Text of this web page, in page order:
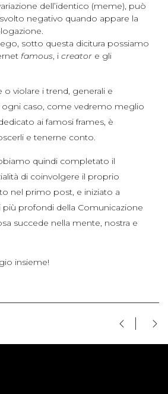
dell’identico (meme), può
negativo quando appare la
sotto questa dicitura possiamo
famous, i creator e gli
o violare i trend, generali e
ogni caso, come vedremo meglio
ai famosi frames, è
e tenerne conto.
quindi completato il
di coinvolgere il proprio
nel primo post, e iniziato a
più profondi della Comunicazione
succede nella mente, nostra e
insieme!